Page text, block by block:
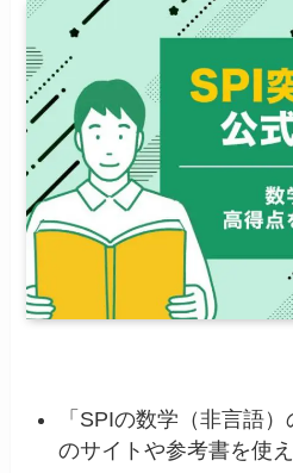
「SPIの数学（非言語
のサイトや参考書を使